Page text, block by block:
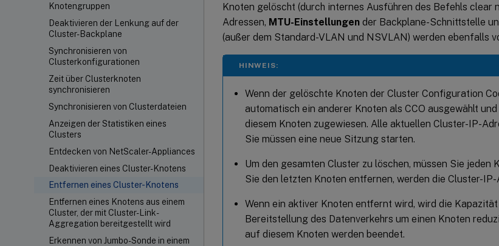
Knotengruppen
Deaktivieren der Lenkung auf der
Cluster-Backplane
Synchronisieren von
Clusterkonfigurationen
Zeit über Clusterknoten
synchronisieren
Synchronisieren von Clusterdateien
Anzeigen der Statistiken eines
Clusters
Entdecken von NetScaler-Appliances
Deaktivieren eines Cluster-Knotens
Entfernen eines Cluster-Knotens
Entfernen eines Knotens aus einem
Cluster, der mit Cluster-Link-
Aggregation bereitgestellt wird
Erkennen von Jumbo-Sonde in einem
Knoten gelöscht (durch internes Ausführen des Befehls clear
Adressen, MTU-Einstellungen der Backplane-Schnittstelle
(außer dem Standard-VLAN und NSVLAN) werden ebenfalls
HINWEIS:
Wenn der gelöschte Knoten der Cluster Configuration
automatisch ein anderer Knoten als CCO ausgewählt
diesem Knoten zugewiesen. Alle aktuellen Cluster-IP-
Sie müssen eine neue Sitzung starten.
Um den gesamten Cluster zu löschen, müssen Sie jeden
Sie den letzten Knoten entfernen, werden die Cluster-
Wenn ein aktiver Knoten entfernt wird, wird die
Bereitstellung des Datenverkehrs um einen Knoten
auf diesem Knoten werden beendet.